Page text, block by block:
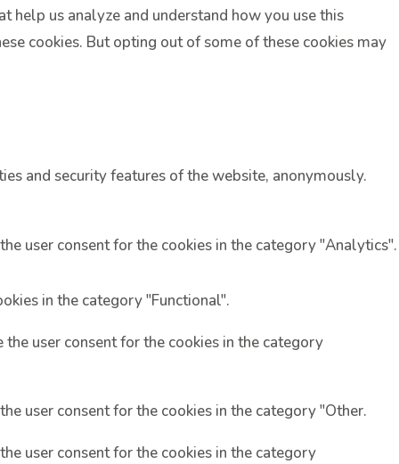
us analyze and understand how you use this
cookies. But opting out of some of these cookies may
and security features of the website, anonymously.
user consent for the cookies in the category "Analytics".
in the category "Functional".
user consent for the cookies in the category
user consent for the cookies in the category "Other.
user consent for the cookies in the category